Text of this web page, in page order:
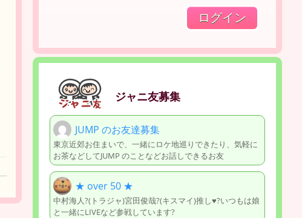
ジャニ友募集
JUMP のお友達募集
東京近郊お住まいで、一緒にロケ地巡りできたり、気軽に
お茶などしてJUMP のことなどお話しできるお友
★ over 50 ★
中村海人?(トラジャ)宮田俊哉?(キスマイ)推し♥️?いつもは娘
と一緒にLIVEなど参戦しています?